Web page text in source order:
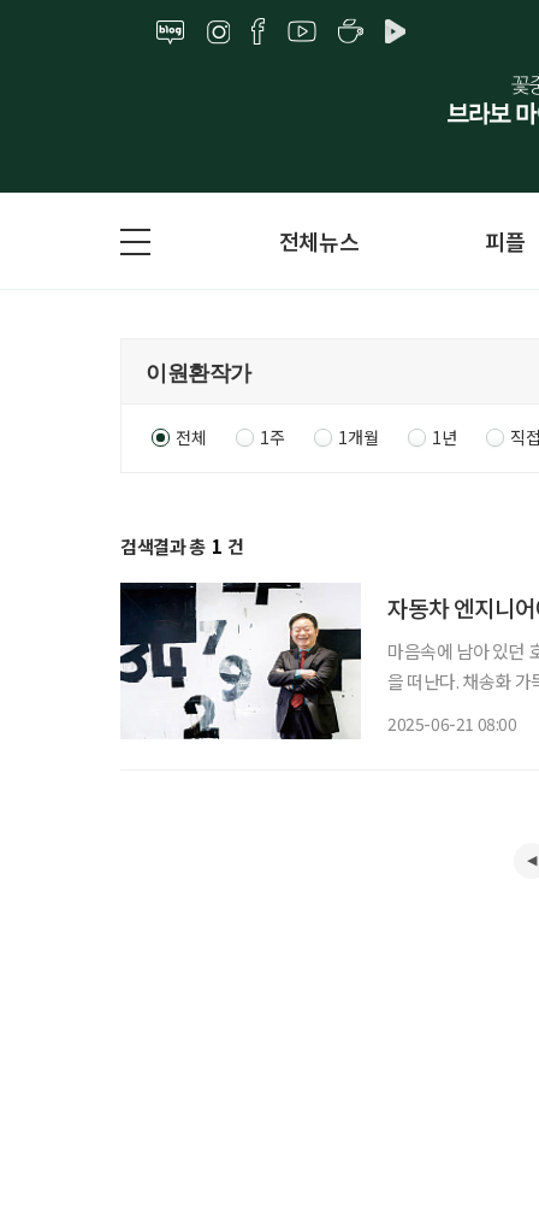
전체뉴스 피플
전체 1주 1개월 1년 직
검색결과 총 1 건
자동차 엔지니
마음속에 남아 있던
을 떠난다. 채송화
2025-06-21 08:00